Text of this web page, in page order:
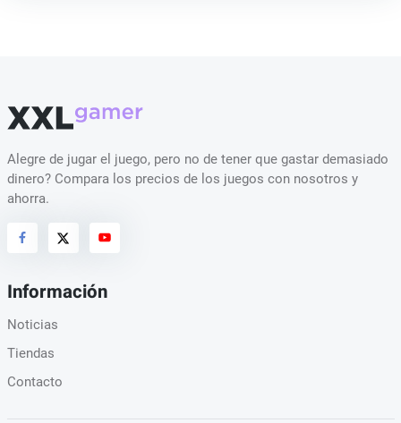
Alegre de jugar el juego, pero no de tener que gastar demasiado
dinero? Compara los precios de los juegos con nosotros y
ahorra.
Información
Noticias
Tiendas
Contacto